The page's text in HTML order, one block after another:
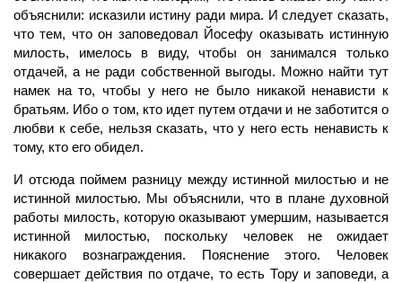
объяснили: исказили истину ради мира. И следует сказать,
что тем, что он заповедовал Йосефу оказывать истинную
милость, имелось в виду, чтобы он занимался только
отдачей, а не ради собственной выгоды. Можно найти тут
намек на то, чтобы у него не было никакой ненависти к
братьям. Ибо о том, кто идет путем отдачи и не заботится о
любви к себе, нельзя сказать, что у него есть ненависть к
тому, кто его обидел.
И отсюда поймем разницу между истинной милостью и не
истинной милостью. Мы объяснили, что в плане духовной
работы милость, которую оказывают умершим, называется
истинной милостью, поскольку человек не ожидает
никакого вознаграждения. Пояснение этого. Человек
совершает действия по отдаче, то есть Тору и заповеди, а